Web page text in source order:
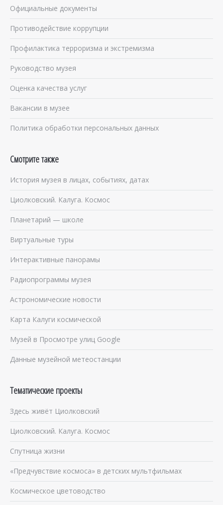
Официальные документы
Противодействие коррупции
Профилактика терроризма и экстремизма
Руководство музея
Оценка качества услуг
Вакансии в музее
Политика обработки персональных данных
Смотрите также
История музея в лицах, событиях, датах
Циолковский. Калуга. Космос
Планетарий — школе
Виртуальные туры
Интерактивные панорамы
Радиопрограммы музея
Астрономические новости
Карта Калуги космической
Музей в Просмотре улиц Google
Данные музейной метеостанции
Тематические проекты
Здесь живёт Циолковский
Циолковский. Калуга. Космос
Спутница жизни
«Предчувствие космоса» в детских мультфильмах
Космическое цветоводство